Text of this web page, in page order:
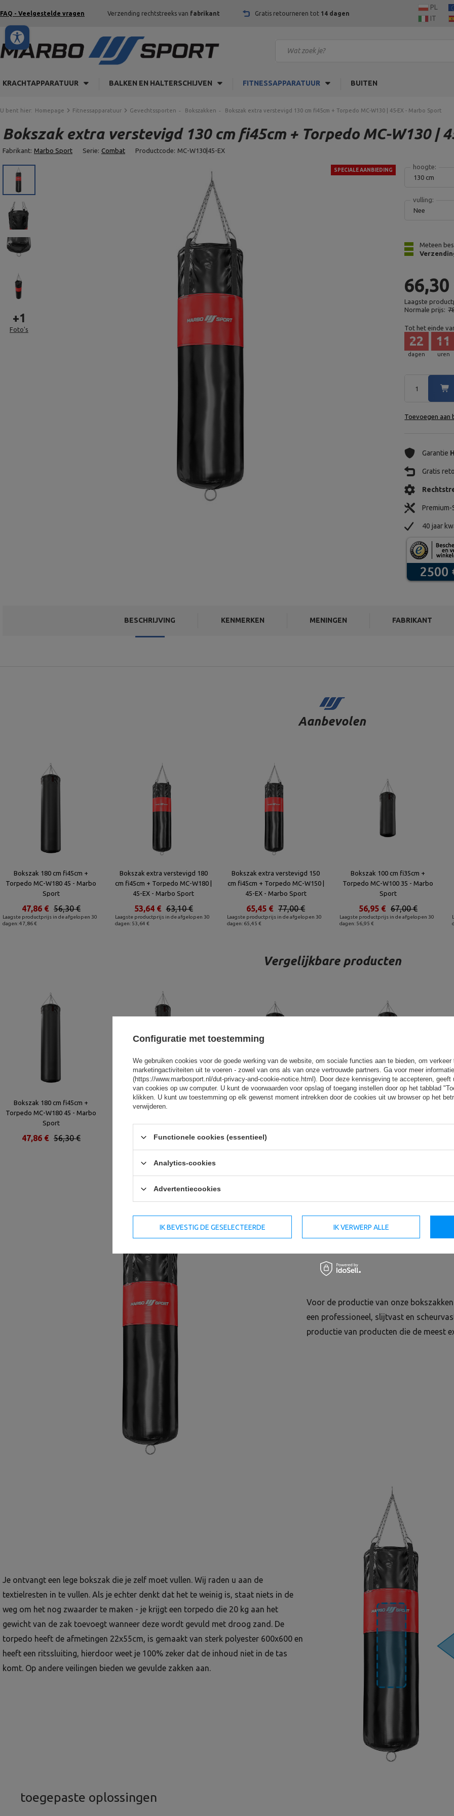
FAQ - Veelgestelde vragen Verzending rechtstreeks van fabrikant Gratis retourneren tot 14 dagen
PL
IT
KRACHTAPPARATUUR BALKEN EN HALTERSCHIJVEN FITNESSAPPARATUUR BUITEN
U bent hier: Homepage Fitnessapparatuur Gevechtssporten Bokszakken Bokszak extra verstevigd 130 cm fi45cm + Torpedo MC-W130 | 45-EX - Marbo Sport
Bokszak extra verstevigd 130 cm fi45cm + Torpedo MC-W130 |
Fabrikant: Marbo Sport Serie: Combat Productcode: MC-W130|45-EX
+1
Foto's
SPECIALE AANBIEDING
hoogte:
130 cm
vulling:
Nee
Meteen
66,30
Laagste
Normale prijs:
Tot het einde
dagen
22
uren
11
Toevoegen aan
Garantie
Gratis
40 jaar
BESCHRIJVING KENMERKEN MENINGEN FABRIKANT
Aanbevolen
Bokszak 180 cm fi45cm +
Torpedo MC-W180 45 - Marbo
Sport
Laagste productprijs in de afgelopen 30
dagen: 47,86 €
56,30 €
47,86 €
Bokszak extra verstevigd 180
cm fi45cm + Torpedo MC-W180 |
45-EX - Marbo Sport
Laagste productprijs in de afgelopen 30
dagen: 53,64 €
63,10 €
53,64 €
Bokszak extra verstevigd 150
cm fi45cm + Torpedo MC-W150 |
45-EX - Marbo Sport
Laagste productprijs in de afgelopen 30
dagen: 65,45 €
77,00 €
65,45 €
Bokszak 100 cm fi35cm +
Torpedo MC-W100 35 - Marbo
Sport
Laagste productprijs in de afgelopen 30
dagen: 56,95 €
67,00 €
56,95 €
Vergelijkbare producten
Bokszak 180 cm fi45cm +
Torpedo MC-W180 45 - Marbo
Sport
56,30 €
47,86 €
Bokszak 180 cm fi35cm +
Sport
50,60 €
43,01 €
Bokszak 130 cm fi45cm +
Sport
59,50 €
Sport
Voor de productie van onze
een professioneel, slijtvast en
productie van producten die de meest
Je ontvangt een lege bokszak die je zelf moet vullen. Wij raden u aan de
textielresten in te vullen. Als je echter denkt dat het te weinig is, staat niets in de
weg om het nog zwaarder te maken - je krijgt een torpedo die 20 kg aan het
gewicht van de zak toevoegt wanneer deze wordt gevuld met droog zand. De
torpedo heeft de afmetingen 22x55cm, is gemaakt van sterk polyester 600x600 en
heeft een ritssluiting, hierdoor weet je 100% zeker dat de inhoud niet in de tas
komt. Op andere veilingen bieden we gevulde zakken aan.
toegepaste oplossingen
Configuratie met toestemming
We gebruiken cookies voor de goede werking van de website, om sociale functies aan te bieden, om verkeer
marketingactiviteiten uit te voeren - zowel van ons als van onze vertrouwde partners. Ga voor meer
(https://www.marbosport.nl/dut-privacy-and-cookie-notice.html). Door deze kennisgeving te accepteren,
van cookies op uw computer. U kunt de voorwaarden voor opslag of toegang instellen door op het tabblad
klikken. U kunt uw toestemming op elk gewenst moment intrekken door de cookies uit uw browser op het
verwijderen.
Functionele cookies (essentieel)
Analytics-cookies
Advertentiecookies
IK BEVESTIG DE GESELECTEERDE IK VERWERP ALLE